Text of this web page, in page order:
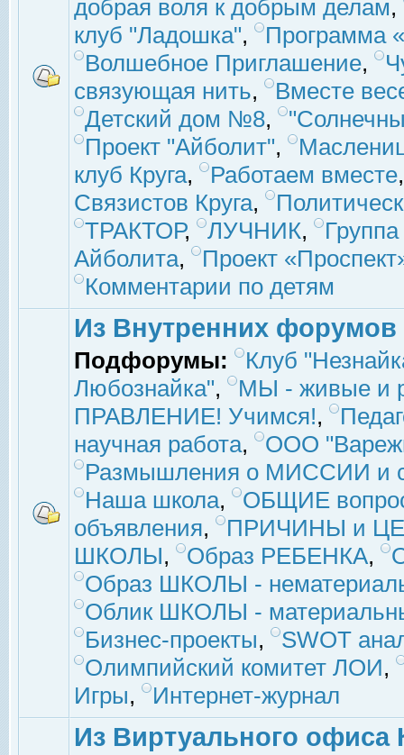
добрая воля к добрым делам,
клуб "Ладошка",
Программа
Волшебное Приглашение,
связующая нить,
Вместе
Детский дом №8,
Проект "Айболит",
клуб Круга, Работаем вместе
Связистов Круга,
ТРАКТОР, ЛУЧНИК,
Айболита,
Проект
Комментарии по детям
Из Внутренних форумов
Подфорумы:
Клуб
Любознайка",
МЫ - живые и
ПРАВЛЕНИЕ! Учимся!,
научная работа,
ООО
Размышления о МИССИИ и
Наша школа,
ОБЩИЕ
объявления,
ПРИЧИНЫ и
ШКОЛЫ, Образ РЕБЕНКА,
Образ ШКОЛЫ -
Облик ШКОЛЫ -
Бизнес-проекты,
SWOT
Олимпийский комитет ЛОИ,
Игры, Интернет-журнал
Из Виртуального офиса